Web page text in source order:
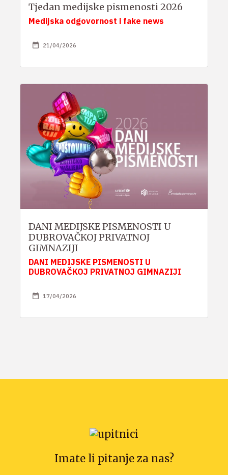
Tjedan medijske pismenosti 2026
Medijska odgovornost i fake news
21/04/2026
DANI MEDIJSKE PISMENOSTI U
DUBROVAČKOJ PRIVATNOJ
GIMNAZIJI
DANI MEDIJSKE PISMENOSTI U
DUBROVAČKOJ PRIVATNOJ GIMNAZIJI
17/04/2026
Imate li pitanje za nas?